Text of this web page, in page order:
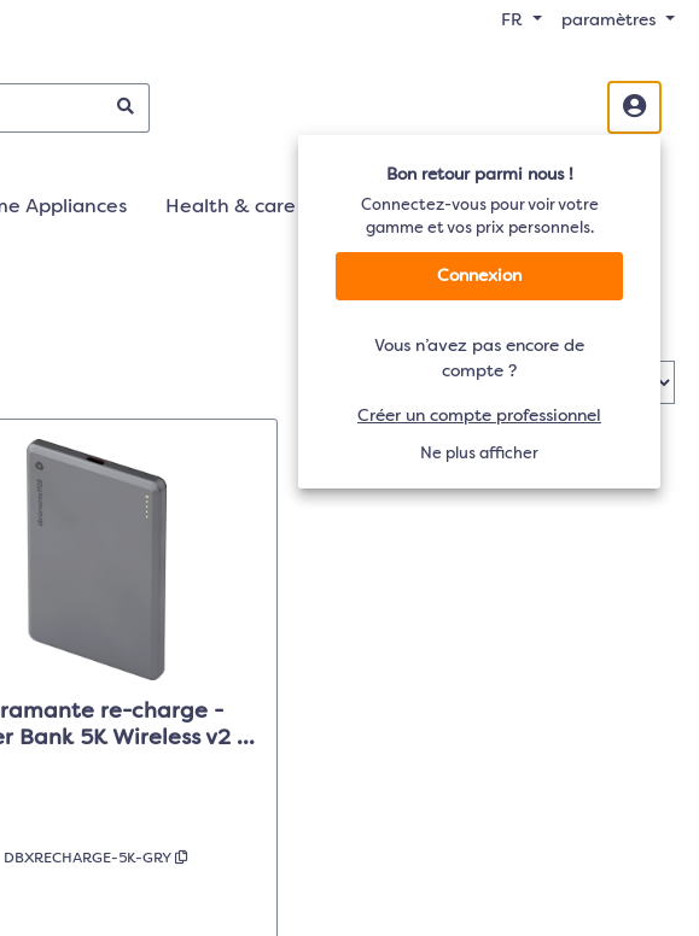
FR paramètres
Bon retour parmi nous !
Connectez-vous pour voir votre
gamme et vos prix personnels.
Connexion
Vous n’avez pas encore de
compte ?
Créer un compte professionnel
Ne plus afficher
Appliances Health & care Mobilité Audio TV
re-charge -
Bank 5K Wireless v2 -
DBXRECHARGE-5K-GRY